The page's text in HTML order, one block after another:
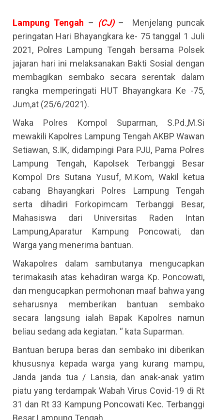
Lampung Tengah – (CJ)– Menjelang puncak
peringatan Hari Bhayangkara ke- 75 tanggal 1 Juli
2021, Polres Lampung Tengah bersama Polsek
jajaran hari ini melaksanakan Bakti Sosial dengan
membagikan sembako secara serentak dalam
rangka memperingati HUT Bhayangkara Ke -75,
Jum,at (25/6/2021).
Waka Polres Kompol Suparman, S.Pd.,M.Si
mewakili Kapolres Lampung Tengah AKBP Wawan
Setiawan, S.IK, didampingi Para PJU, Pama Polres
Lampung Tengah, Kapolsek Terbanggi Besar
Kompol Drs Sutana Yusuf, M.Kom, Wakil ketua
cabang Bhayangkari Polres Lampung Tengah
serta dihadiri Forkopimcam Terbanggi Besar,
Mahasiswa dari Universitas Raden Intan
Lampung,Aparatur Kampung Poncowati, dan
Warga yang menerima bantuan.
Wakapolres dalam sambutanya mengucapkan
terimakasih atas kehadiran warga Kp. Poncowati,
dan mengucapkan permohonan maaf bahwa yang
seharusnya memberikan bantuan sembako
secara langsung ialah Bapak Kapolres namun
beliau sedang ada kegiatan. “ kata Suparman.
Bantuan berupa beras dan sembako ini diberikan
khususnya kepada warga yang kurang mampu,
Janda janda tua / Lansia, dan anak-anak yatim
piatu yang terdampak Wabah Virus Covid-19 di Rt
31 dan Rt 33 Kampung Poncowati Kec. Terbanggi
Besar Lampung Tengah.